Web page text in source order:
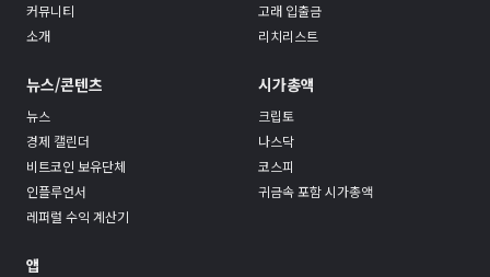
커뮤니티
소개
고래 입출금
리치리스트
뉴스/콘텐츠
뉴스
경제 캘린더
비트코인 보유단체
인플루언서
레퍼럴 수익 계산기
시가총액
크립토
나스닥
코스피
귀금속 포함 시가총액
앱